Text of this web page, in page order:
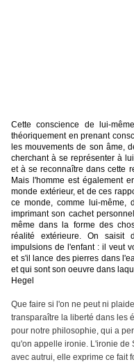
Cette conscience de lui-
théoriquement en prenant
les mouvements de son âme,
cherchant à se représenter à
et à se reconnaître dans cette
Mais l'homme est également
monde extérieur, et de ces
ce monde, comme lui-
imprimant son cachet
même dans la forme des
réalité extérieure. On saisit
impulsions de l'enfant : il veut
et s'il lance des pierres dans
et qui sont son oeuvre dans
Hegel
Que faire si l'on ne peut ni
transparaître la liberté dans les
pour notre philosophie, qui a
qu'on appelle ironie. L'ironie de
avec autrui, elle exprime ce fait